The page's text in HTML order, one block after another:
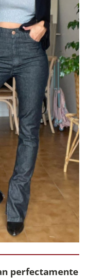
perfectamente